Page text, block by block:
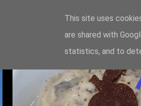
This site uses
are shared with
statistics, and to